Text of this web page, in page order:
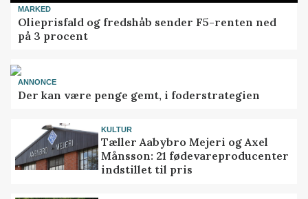
MARKED
Olieprisfald og fredshåb sender F5-renten ned
på 3 procent
ANNONCE
Der kan være penge gemt, i foderstrategien
KULTUR
Tæller Aabybro Mejeri og Axel
Månsson: 21 fødevareproducenter
indstillet til pris